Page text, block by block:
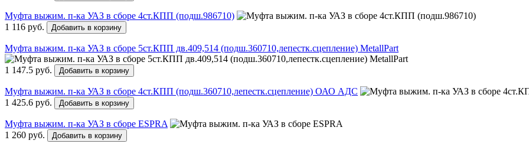
Муфта выжим. п-ка УАЗ в сборе 4ст.КПП (подш.986710)
1 116 руб.
Добавить в корзину
Муфта выжим. п-ка УАЗ в сборе 5ст.КПП дв.409,514 (подш.360710,лепестк.сцепление) MetallPart
1 147.5 руб. Добавить в корзину
Муфта выжим. п-ка УАЗ в сборе 4ст.КПП (подш.360710,лепестк.сцепление) ОАО АДС
1 425.6 руб.
Добавить в корзину
Муфта выжим. п-ка УАЗ в сборе ESPRA
1 260 руб.
Добавить в корзину